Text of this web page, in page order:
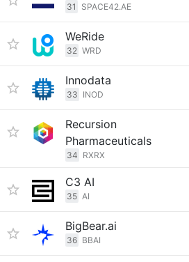
31 SPACE42.AE
WeRide
32 WRD
Innodata
33 INOD
Recursion
Pharmaceuticals
34 RXRX
C3 AI
35 AI
BigBear.ai
36 BBAI